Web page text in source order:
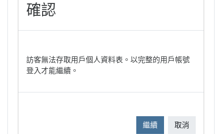
確認
訪客無法存取用戶個人資料表。以完整的用戶帳號
登入才能繼續。
繼續 取消